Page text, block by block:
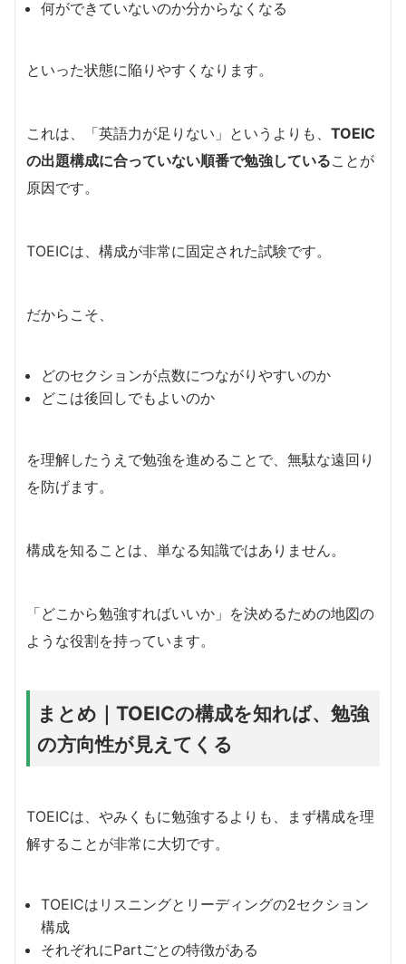
何ができていないのか分からなくなる
といった状態に陥りやすくなります。
これは、「英語力が足りない」というよりも、 TOEIC
の出題構成に合っていない順番で勉強していることが
原因です。
TOEICは、構成が非常に固定された試験です。
だからこそ、
どのセクションが点数につながりやすいのか
どこは後回しでもよいのか
を理解したうえで勉強を進めることで、無駄な遠回り
を防げます。
構成を知ることは、単なる知識ではありません。
「どこから勉強すればいいか」を決めるための地図の
ような役割を持っています。
まとめ｜TOEICの構成を知れば、勉強
の方向性が見えてくる
TOEICは、やみくもに勉強するよりも、まず構成を理
解することが非常に大切です。
TOEICはリスニングとリーディングの2セクション
構成
それぞれにPartごとの特徴がある